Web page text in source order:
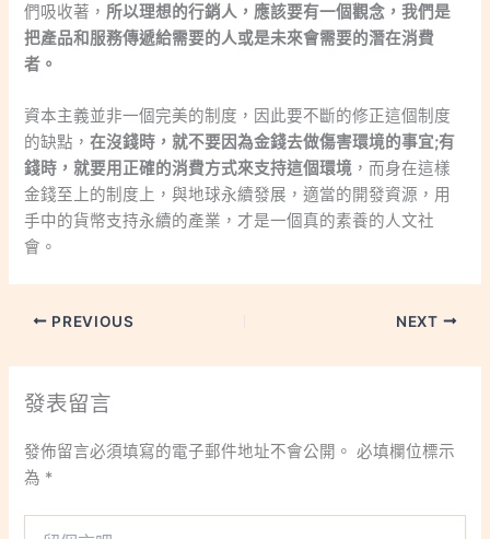
們吸收著， 所以理想的行銷人，應該要有一個觀念，我們是
把產品和服務傳遞給需要的人或是未來會需要的潛在消費
者。
資本主義並非一個完美的制度，因此要不斷的修正這個制度
的缺點，在沒錢時，就不要因為金錢去做傷害環境的事宜;有
錢時，就要用正確的消費方式來支持這個環境 ，而身在這樣
金錢至上的制度上，與地球永續發展，適當的開發資源，用
手中的貨幣支持永續的產業，才是一個真的素養的人文社
會。
PREVIOUS NEXT
發表留言
發佈留言必須填寫的電子郵件地址不會公開。 必填欄位標示
為 *